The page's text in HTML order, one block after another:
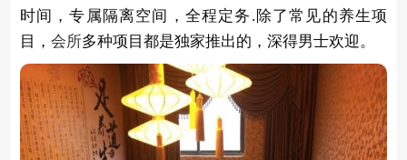
时间，专属隔离空间，全程定务.除了常见的养生项
目， 会所多种项目都是独家推出的，深得男士欢迎。